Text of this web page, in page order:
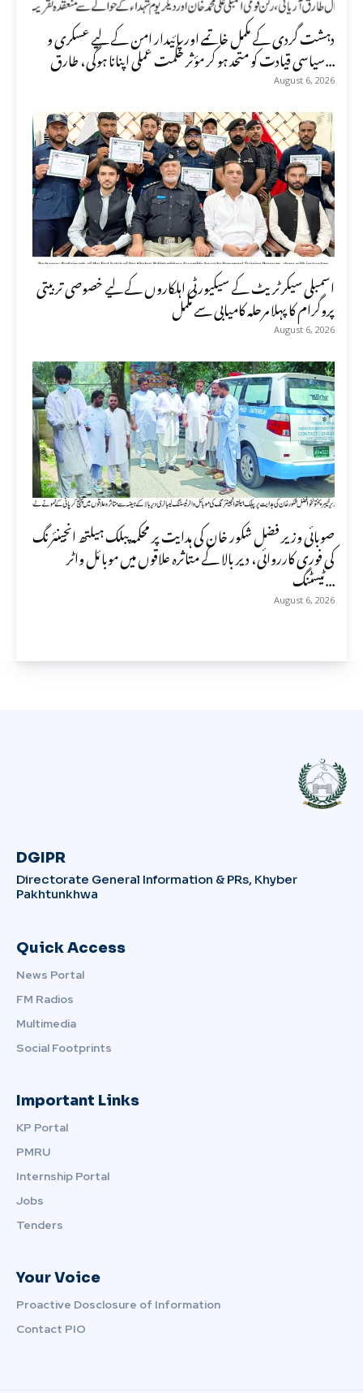
دہشت گردی کے مکمل خاتمے اور پائیدار امن کے لیے عسکری و
سیاسی قیادت کو متحد ہو کر مؤثر حکمت عملی اپنانا ہوگی، طارق...
August 6, 2026
اسمبلی سیکرٹریٹ کے سیکیورٹی اہلکاروں کے لیے خصوصی تربیتی
پروگرام کا پہلا مرحلہ کامیابی سے مکمل
August 6, 2026
صوبائی وزیر فضل شکور خان کی ہدایت پر محکمہ پبلک ہیلتھ انجینئرنگ
کی فوری کارروائی، دیر بالا کے متاثرہ علاقوں میں موبائل واٹر
ٹیسٹنگ...
August 6, 2026
DGIPR
Directorate General Information & PRs, Khyber
Pakhtunkhwa
Quick Access
News Portal
FM Radios
Multimedia
Social Footprints
Important Links
KP Portal
PMRU
Internship Portal
Jobs
Tenders
Your Voice
Proactive Dosclosure of Information
Contact PIO